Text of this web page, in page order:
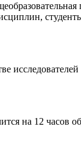
на 12 часов